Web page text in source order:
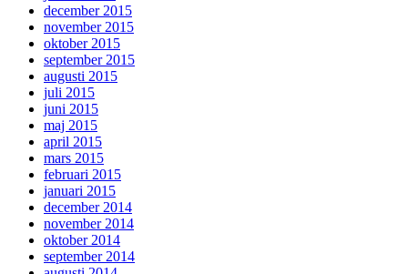
december 2015
november 2015
oktober 2015
september 2015
augusti 2015
juli 2015
juni 2015
maj 2015
april 2015
mars 2015
februari 2015
januari 2015
december 2014
november 2014
oktober 2014
september 2014